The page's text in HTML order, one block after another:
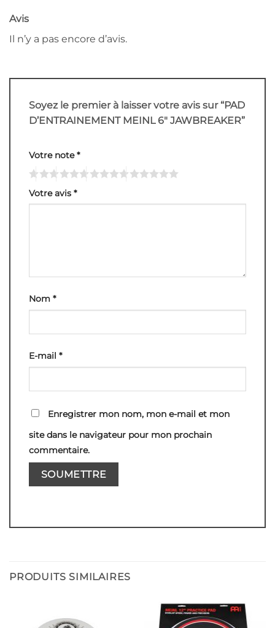
Avis
Il n’y a pas encore d’avis.
Soyez le premier à laisser votre avis sur “PAD
D’ENTRAINEMENT MEINL 6″ JAWBREAKER”
Votre note*
Votre avis *
Nom *
E-mail *
Enregistrer mon nom, mon e-mail et mon
site dans le navigateur pour mon prochain
commentaire.
PRODUITS SIMILAIRES